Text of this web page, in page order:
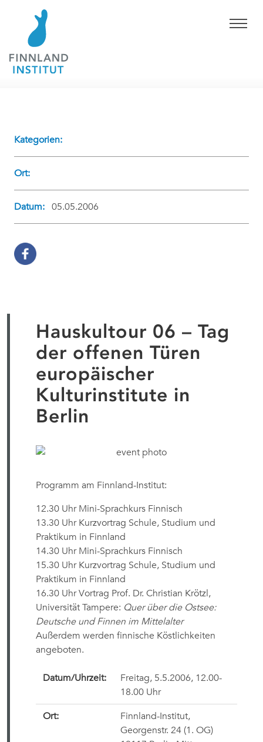
Kategorien:
Ort:
Datum: 05.05.2006
Hauskultour 06 – Tag
der offenen Türen
europäischer
Kulturinstitute in
Berlin
Programm am Finnland-Institut:
12.30 Uhr Mini-Sprachkurs Finnisch
13.30 Uhr Kurzvortrag Schule, Studium und
Praktikum in Finnland
14.30 Uhr Mini-Sprachkurs Finnisch
15.30 Uhr Kurzvortrag Schule, Studium und
Praktikum in Finnland
16.30 Uhr Vortrag Prof. Dr. Christian Krötzl,
Universität Tampere: Quer über die Ostsee:
Deutsche und Finnen im Mittelalter
Außerdem werden finnische Köstlichkeiten
angeboten.
Datum/Uhrzeit:
Freitag, 5.5.2006, 12.00-
18.00 Uhr
Ort:
Finnland-Institut,
Georgenstr. 24 (1. OG)